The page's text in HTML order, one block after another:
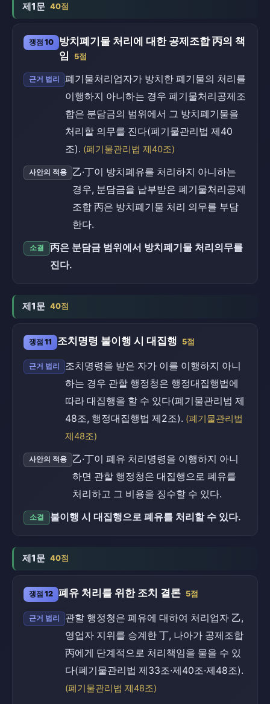
제1문 40점
쟁점 10
방치폐기물 처리에 대한 공제조합 丙의 책
임
5점
근거 법리
폐기물처리업자가 방치한 폐기물의 처리를
이행하지 아니하는 경우 폐기물처리공제조
합은 분담금의 범위에서 그 방치폐기물을
처리할 의무를 진다(폐기물관리법 제40
조). (폐기물관리법 제40조)
사안의 적용
乙·丁이 방치폐유를 처리하지 아니하는
경우, 분담금을 납부받은 폐기물처리공제
조합 丙은 방치폐기물 처리 의무를 부담
한다.
소결
丙은 분담금 범위에서 방치폐기물 처리의무를
진다.
제1문 40점
쟁점 11 조치명령 불이행 시 대집행 5점
근거 법리
조치명령을 받은 자가 이를 이행하지 아니
하는 경우 관할 행정청은 행정대집행법에
따라 대집행을 할 수 있다(폐기물관리법 제
48조, 행정대집행법 제2조). (폐기물관리법
제48조)
사안의 적용
乙·丁이 폐유 처리명령을 이행하지 아니
하면 관할 행정청은 대집행으로 폐유를
처리하고 그 비용을 징수할 수 있다.
소결 불이행 시 대집행으로 폐유를 처리할 수 있다.
제1문 40점
쟁점 12 폐유 처리를 위한 조치 결론 5점
근거 법리
관할 행정청은 폐유에 대하여 처리업자 乙,
영업자 지위를 승계한 丁, 나아가 공제조합
丙에게 단계적으로 처리책임을 물을 수 있
다(폐기물관리법 제33조·제40조·제48조).
(폐기물관리법 제48조)